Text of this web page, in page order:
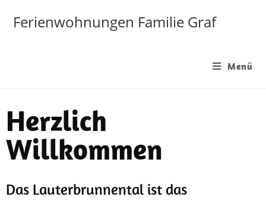
Ferienwohnungen Familie Graf
Menü
Herzlich
Willkommen
Das Lauterbrunnental ist das